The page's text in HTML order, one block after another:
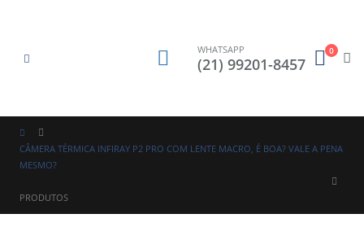
WHATSAPP
(21) 99201-8457
0
CÂMERA TÉRMICA INFIRAY P2 PRO COM LENTE MACRO, É BOA? VALE A PENA
MESMO?
PRODUTOS